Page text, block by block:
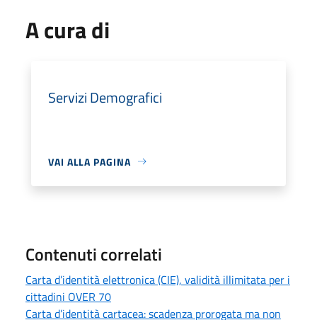
A cura di
Servizi Demografici
VAI ALLA PAGINA
Contenuti correlati
Carta d’identità elettronica (CIE), validità illimitata per i
cittadini OVER 70
Carta d’identità cartacea: scadenza prorogata ma non